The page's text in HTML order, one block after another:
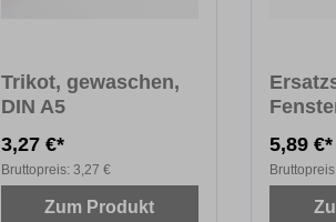
Trikot, gewaschen,
DIN A5
3,27 €*
Bruttopreis: 3,27 €
Zum Produkt
5,89 €*
Bruttopreis: